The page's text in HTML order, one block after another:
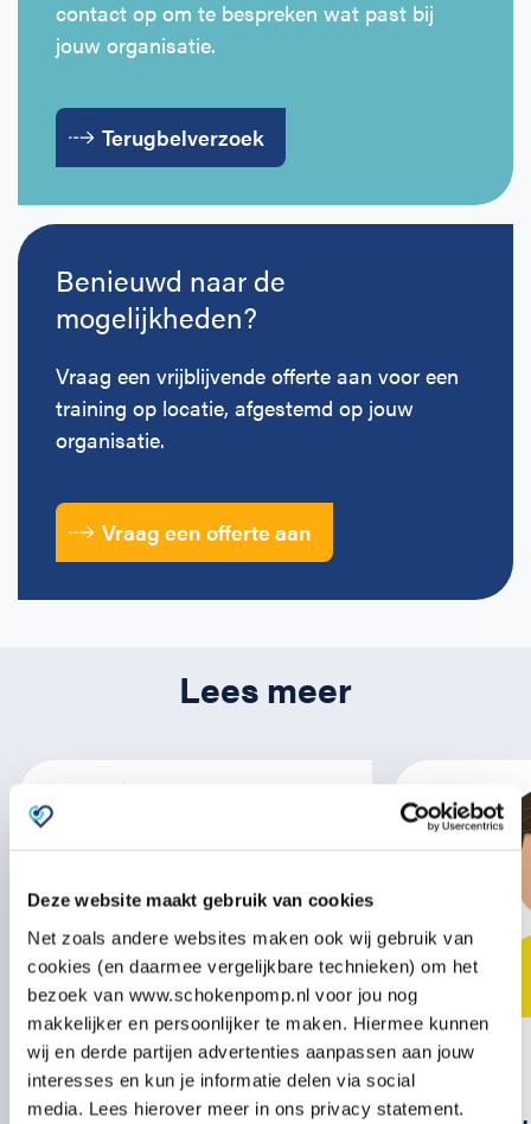
Deze website maakt gebruik van cookies
Net zoals andere websites maken ook wij gebruik van
cookies (en daarmee vergelijkbare technieken) om het
bezoek van www.schokenpomp.nl voor jou nog
makkelijker en persoonlijker te maken. Hiermee kunnen
wij en derde partijen advertenties aanpassen aan jouw
interesses en kun je informatie delen via social
media. Lees hierover meer in ons privacy statement.
Horeca
BHV voor retail en winkels
BHV voor Primair Onderwijs
BHV voor Voortgezet Onderwijs
EHBO voor (para-)medici
EHBO voor Sportclubs
Reanimatie en AED voor (para-) medici
Over Ons
Levensreddend handelen voor iedereen
Werken bij Schok & Pomp
Contact
Zakelijk veelgestelde vragen
Offerte aanvragen
Direct boeken
Inloggen
Incompany offerte
Inloggen
contact op om te bespreken wat past bij
jouw organisatie.
Terugbelverzoek
Benieuwd naar de
mogelijkheden?
Vraag een vrijblijvende offerte aan voor een
training op locatie, afgestemd op jouw
organisatie.
Vraag een offerte aan
Lees meer
bhv